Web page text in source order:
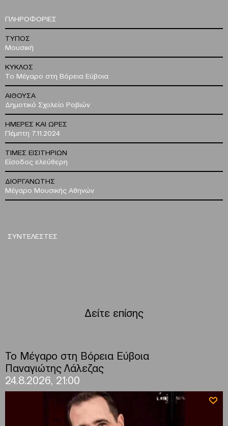
ΠΛΗΡΟΦΟΡΙΕΣ
ΤΥΠΟΣ
Μουσική
ΚΥΚΛΟΣ
Το Μέγαρο στη Βόρεια Εύβοια
ΑΙΘΟΥΣΑ
Δημοτικό Σχολείο Ροβιών
ΗΜΕΡΕΣ ΚΑΙ ΩΡΕΣ
Πέμπτη 7.11.2024
ΤΙΜΕΣ ΕΙΣΙΤΗΡΙΩΝ
Είσοδος ελεύθερη
ΔΙΟΡΓΑΝΩΤΗΣ
Μέγαρο Μουσικής Αθηνών
ΣΥΝΤΕΛΕΣΤΕΣ
Δείτε επίσης
Το Μέγαρο στη Βόρεια Εύβοια
Παναγιώτης Λάλεζας
24.8.2026, 21:00